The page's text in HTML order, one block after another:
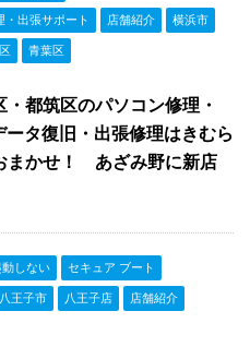
・出張サポート 店舗紹介 横浜市
青葉区
・都筑区のパソコン修理・
ータ復旧・出張修理はきむら
まかせ！ あざみ野に新店
しない セキュア ブート
八王子市 八王子店 店舗紹介